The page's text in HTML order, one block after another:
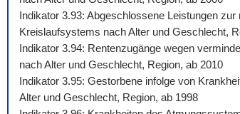
Indikator 3.93: Abgeschlossene Leistungen
Kreislaufsystems nach Alter und Geschlecht,
Indikator 3.94: Rentenzugänge wegen
nach Alter und Geschlecht, Region, ab 2010
Indikator 3.95: Gestorbene infolge von
Alter und Geschlecht, Region, ab 1998